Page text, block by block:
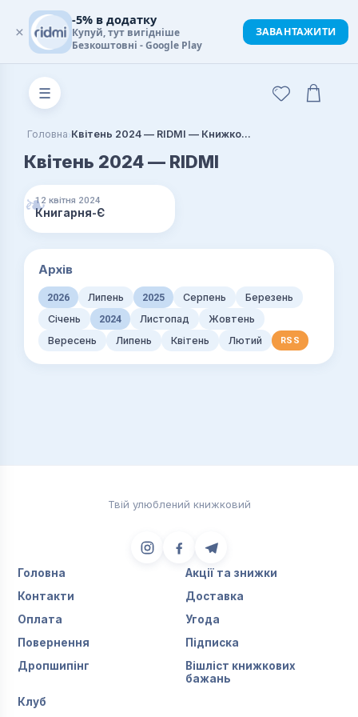
☰
Головна› Квітень 2024 — RIDMI — Книжковий блог
Квітень 2024 — RIDMI
12 квітня 2024
Книгарня-Є
Архів
2026 Липень 2025 Серпень
Березень
Січень
2024 Листопад
Жовтень
Вересень
Липень Квітень Лютий RSS
Твій улюблений книжковий
Головна
Акції та знижки
Контакти
Доставка
Оплата
Угода
Повернення
Підписка
Дропшипінг
Вішліст книжкових
бажань
Клуб
×
-5% в додатку
Купуй, тут вигідніше
Безкоштовні - Google Play
ЗАВАНТАЖИТИ